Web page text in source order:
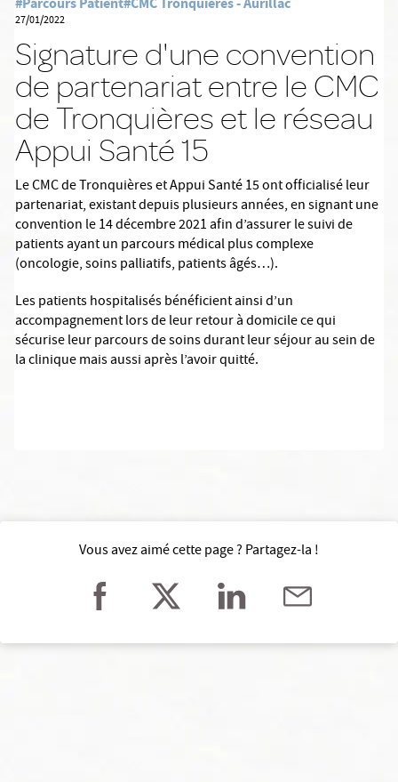
27/01/2022
Signature d'une convention
de partenariat entre le CMC
de Tronquières et le réseau
Appui Santé 15
Le CMC de Tronquières et Appui Santé 15 ont officialisé leur
partenariat, existant depuis plusieurs années, en signant une
convention le 14 décembre 2021 afin d’assurer le suivi de
patients ayant un parcours médical plus complexe
(oncologie, soins palliatifs, patients âgés…).
Les patients hospitalisés bénéficient ainsi d’un
accompagnement lors de leur retour à domicile ce qui
sécurise leur parcours de soins durant leur séjour au sein de
la clinique mais aussi après l’avoir quitté.
Vous avez aimé cette page ? Partagez-la !